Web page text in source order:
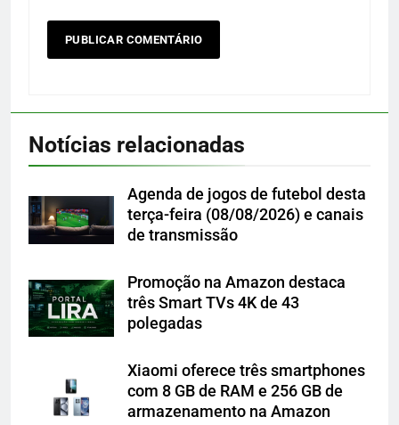
Notícias relacionadas
Agenda de jogos de futebol desta
terça-feira (08/08/2026) e canais
de transmissão
Promoção na Amazon destaca
três Smart TVs 4K de 43
polegadas
Xiaomi oferece três smartphones
com 8 GB de RAM e 256 GB de
armazenamento na Amazon